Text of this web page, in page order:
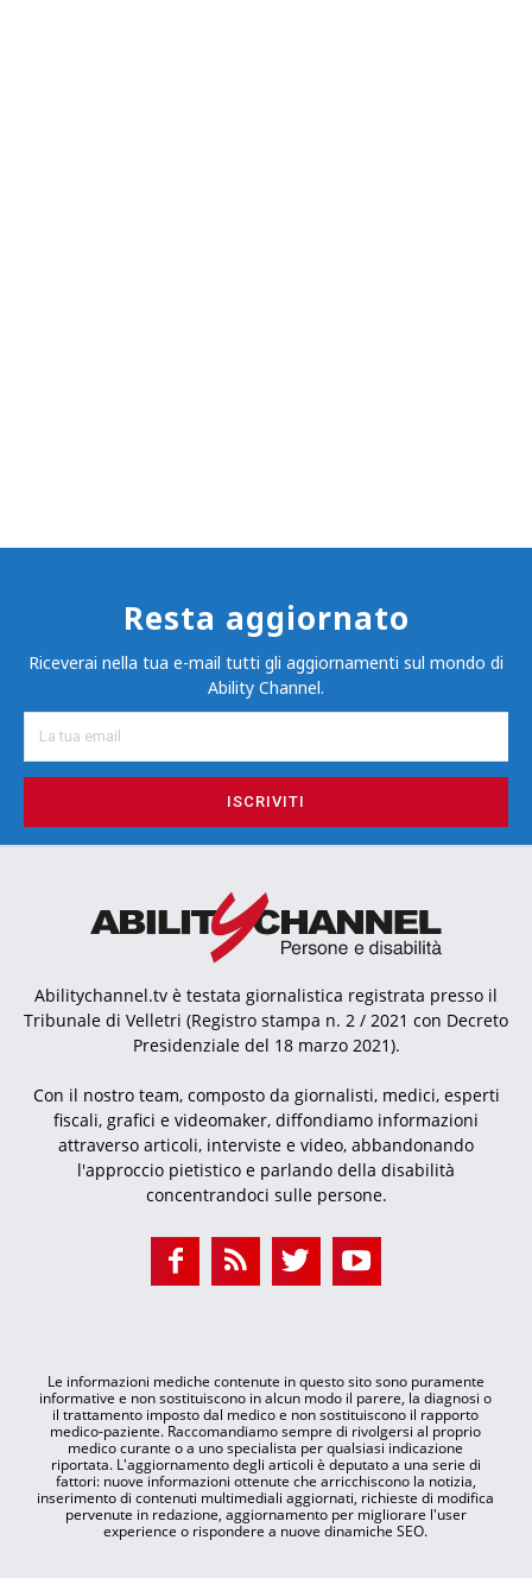
Resta aggiornato
Riceverai nella tua e-mail tutti gli aggiornamenti sul mondo di
Ability Channel.
ISCRIVITI
Abilitychannel.tv è testata giornalistica registrata presso il
Tribunale di Velletri (Registro stampa n. 2 / 2021 con Decreto
Presidenziale del 18 marzo 2021).
Con il nostro team, composto da giornalisti, medici, esperti
fiscali, grafici e videomaker, diffondiamo informazioni
attraverso articoli, interviste e video, abbandonando
l'approccio pietistico e parlando della disabilità
concentrandoci sulle persone.
Le informazioni mediche contenute in questo sito sono puramente
informative e non sostituiscono in alcun modo il parere, la diagnosi o
il trattamento imposto dal medico e non sostituiscono il rapporto
medico-paziente. Raccomandiamo sempre di rivolgersi al proprio
medico curante o a uno specialista per qualsiasi indicazione
riportata. L'aggiornamento degli articoli è deputato a una serie di
fattori: nuove informazioni ottenute che arricchiscono la notizia,
inserimento di contenuti multimediali aggiornati, richieste di modifica
pervenute in redazione, aggiornamento per migliorare l'user
experience o rispondere a nuove dinamiche SEO.